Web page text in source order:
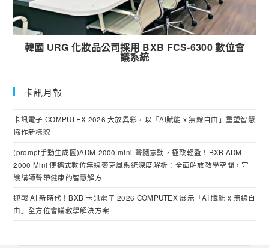
韓國 URG 化妝品公司採用 BXB FCS-6300 數位會
議系統
卡訊月報
卡訊電子 COMPUTEX 2026 大放異彩，以「AI賦能 x 無線自由」重塑智慧
協作新樣貌
(prompt手動生成圖)ADM-2000 mini-聲隨意動，極致輕盈！BXB ADM-
2000 Mini 便攜式數位無線麥克風系統深度解析：全面解放教學空間，守
護講師聲帶健康的智慧解方
迎戰 AI 新時代！BXB 卡訊電子 2026 COMPUTEX 展示「AI 賦能 x 無線自
由」全方位會議教學解決方案